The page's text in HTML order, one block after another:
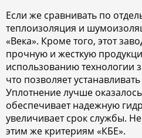
Если же сравнивать по
теплоизоляция и
«Века». Кроме того, этот
прочную и жесткую
использованию технологии
что позволяет
Уплотнение лучше оказалось
обеспечивает надежную
увеличивает срок службы.
этим же критериям «КБЕ».